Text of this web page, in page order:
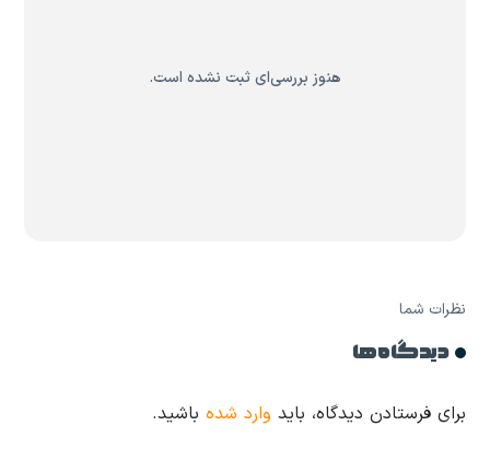
هنوز بررسی‌ای ثبت نشده است.
نظرات شما
دیدگاه ها
برای فرستادن دیدگاه، باید وارد شده باشید.